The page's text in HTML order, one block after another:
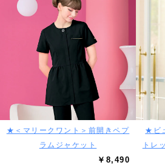
★＜マリークワント＞前開きペプ
ラムジャケット
￥8,490
★ビ
トレ